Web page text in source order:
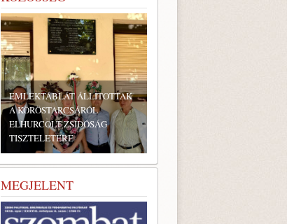
EMLÉKTÁBLÁT ÁLLÍTOTTAK
A KÖRÖSTARCSÁRÓL
ELHURCOLT ZSIDÓSÁG
TISZTELETÉRE
MEGJELENT